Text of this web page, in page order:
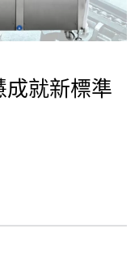
就新標準